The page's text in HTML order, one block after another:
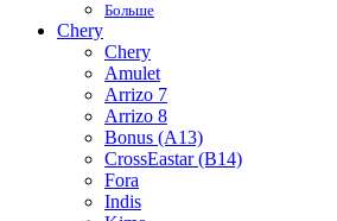
Больше
Chery
Chery
Amulet
Arrizo 7
Arrizo 8
Bonus (A13)
CrossEastar (B14)
Fora
Indis